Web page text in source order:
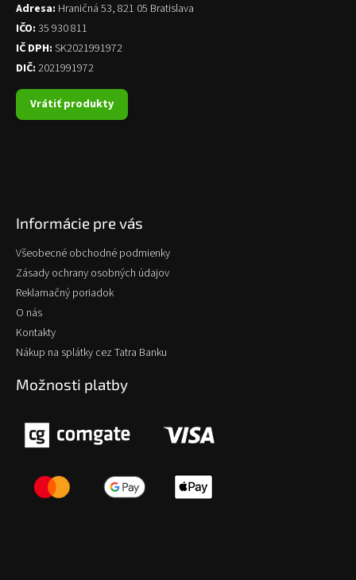
Adresa: Hraničná 53, 821 05 Bratislava
IČO: 35 930 811
IČ DPH: SK2021991972
DIČ: 2021991972
Vrátiť produkty
Informácie pre vás
Všeobecné obchodné podmienky
Zásady ochrany osobných údajov
Reklamačný poriadok
O nás
Kontakty
Nákup na splátky cez Tatra Banku
Možnosti platby